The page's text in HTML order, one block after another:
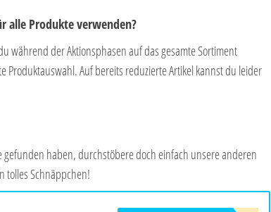
alle Produkte verwenden?
während der Aktionsphasen auf das gesamte Sortiment
Auf bereits reduzierte Artikel kannst du leider
haben, durchstöbere doch einfach unsere anderen
tolles Schnäppchen!